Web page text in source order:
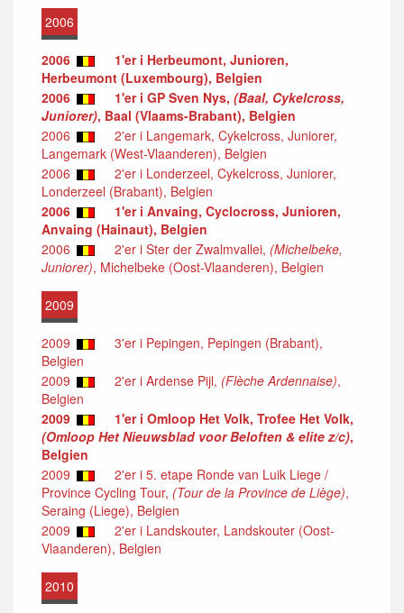
2006
2006
1'er i Herbeumont, Junioren,
Herbeumont (Luxembourg), Belgien
2006
1'er i GP Sven Nys, (Baal, Cykelcross,
Juniorer), Baal (Vlaams-Brabant), Belgien
2006
2'er i Langemark, Cykelcross, Juniorer,
Langemark (West-Vlaanderen), Belgien
2006
2'er i Londerzeel, Cykelcross, Juniorer,
Londerzeel (Brabant), Belgien
2006
1'er i Anvaing, Cyclocross, Junioren,
Anvaing (Hainaut), Belgien
2006
2'er i Ster der Zwalmvallei, (Michelbeke,
Juniorer), Michelbeke (Oost-Vlaanderen), Belgien
2009
2009
3'er i Pepingen, Pepingen (Brabant),
Belgien
2009
2'er i Ardense Pijl, (Flèche Ardennaise),
Belgien
2009
1'er i Omloop Het Volk, Trofee Het Volk,
(Omloop Het Nieuwsblad voor Beloften & elite z/c),
Belgien
2009
2'er i 5. etape Ronde van Luik Liege /
Province Cycling Tour, (Tour de la Province de Liège),
Seraing (Liege), Belgien
2009
2'er i Landskouter, Landskouter (Oost-
Vlaanderen), Belgien
2010